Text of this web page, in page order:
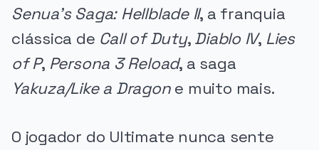
Senua's Saga: Hellblade II, a franquia
clássica de Call of Duty, Diablo IV, Lies
of P, Persona 3 Reload, a saga
Yakuza/Like a Dragone muito mais.
O jogador do Ultimate nunca sente